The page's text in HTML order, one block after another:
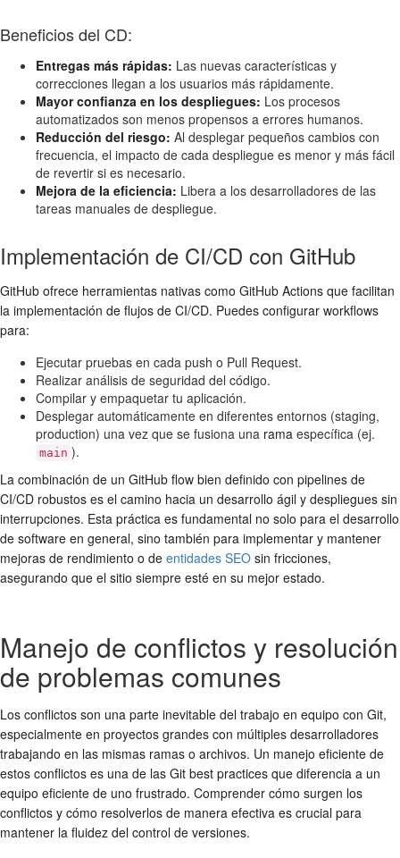
Beneficios del CD:
Entregas más rápidas: Las nuevas características y
correcciones llegan a los usuarios más rápidamente.
Mayor confianza en los despliegues: Los procesos
automatizados son menos propensos a errores humanos.
Reducción del riesgo: Al desplegar pequeños cambios con
frecuencia, el impacto de cada despliegue es menor y más fácil
de revertir si es necesario.
Mejora de la eficiencia: Libera a los desarrolladores de las
tareas manuales de despliegue.
Implementación de CI/CD con GitHub
GitHub ofrece herramientas nativas como GitHub Actions que facilitan
la implementación de flujos de CI/CD. Puedes configurar workflows
para:
Ejecutar pruebas en cada push o Pull Request.
Realizar análisis de seguridad del código.
Compilar y empaquetar tu aplicación.
Desplegar automáticamente en diferentes entornos (staging,
production) una vez que se fusiona una rama específica (ej.
main ).
La combinación de un GitHub flow bien definido con pipelines de
CI/CD robustos es el camino hacia un desarrollo ágil y despliegues sin
interrupciones. Esta práctica es fundamental no solo para el desarrollo
de software en general, sino también para implementar y mantener
mejoras de rendimiento o de entidades SEO sin fricciones,
asegurando que el sitio siempre esté en su mejor estado.
Manejo de conflictos y resolución
de problemas comunes
Los conflictos son una parte inevitable del trabajo en equipo con Git,
especialmente en proyectos grandes con múltiples desarrolladores
trabajando en las mismas ramas o archivos. Un manejo eficiente de
estos conflictos es una de las Git best practices que diferencia a un
equipo eficiente de uno frustrado. Comprender cómo surgen los
conflictos y cómo resolverlos de manera efectiva es crucial para
mantener la fluidez del control de versiones.